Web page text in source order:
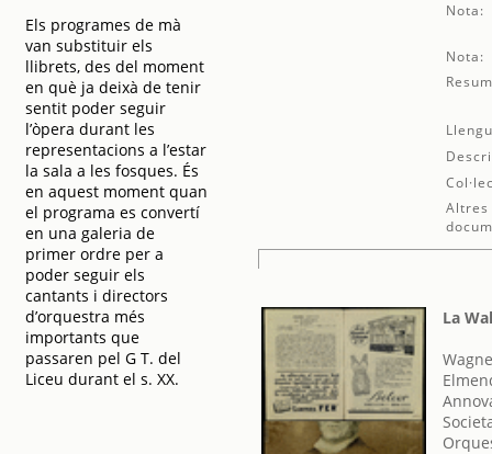
Els programes de mà
van substituir els
llibrets, des del moment
en què ja deixà de tenir
sentit poder seguir
l’òpera durant les
representacions a l’estar
la sala a les fosques. És
en aquest moment quan
el programa es convertí
en una galeria de
primer ordre per a
poder seguir els
cantants i directors
d’orquestra més
importants que
passaren pel G T. del
Liceu durant el s. XX.
Nota:
Nota:
Altres
La